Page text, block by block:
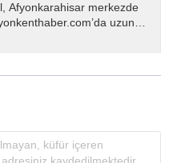
Afyonkarahisar merkezde
uzun